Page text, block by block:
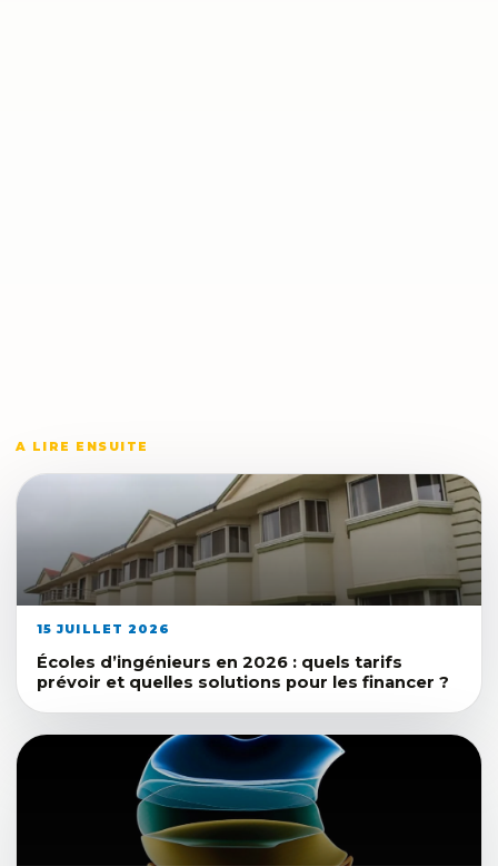
A LIRE ENSUITE
15 JUILLET 2026
Écoles d’ingénieurs en 2026 : quels tarifs
prévoir et quelles solutions pour les financer ?